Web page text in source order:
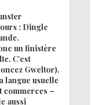
: Dingle
un finistère
C’est
Gweltor),
langue usuelle
commerces –
aussi